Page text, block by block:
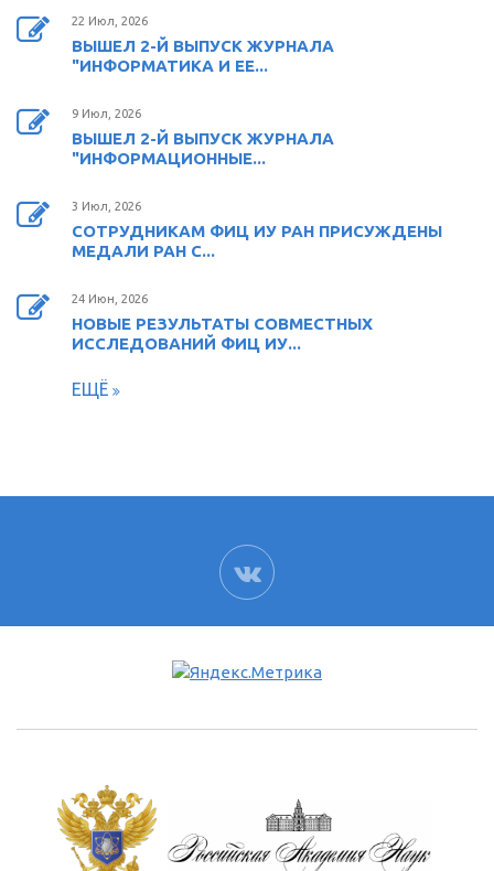
22 Июл, 2026
ВЫШЕЛ 2-Й ВЫПУСК ЖУРНАЛА
"ИНФОРМАТИКА И ЕЕ...
9 Июл, 2026
ВЫШЕЛ 2-Й ВЫПУСК ЖУРНАЛА
"ИНФОРМАЦИОННЫЕ...
3 Июл, 2026
СОТРУДНИКАМ ФИЦ ИУ РАН ПРИСУЖДЕНЫ
МЕДАЛИ РАН С...
24 Июн, 2026
НОВЫЕ РЕЗУЛЬТАТЫ СОВМЕСТНЫХ
ИССЛЕДОВАНИЙ ФИЦ ИУ...
ЕЩЁ
ВК